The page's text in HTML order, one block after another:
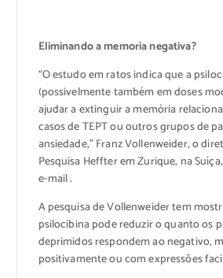
Eliminando a memoria negativa?
“O estudo em ratos indica que a
(possivelmente também em doses
ajudar a extinguir a memória
casos de TEPT ou outros grupos de
ansiedade,” Franz Vollenweider, o
Pesquisa Heffter em Zurique, na
e-mail .
A pesquisa de Vollenweider tem
psilocibina pode reduzir o quanto os
deprimidos respondem ao negativo,
positivamente ou com expressões